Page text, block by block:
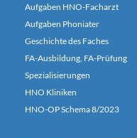
Aufgaben HNO-Facharzt
Aufgaben Phoniater
Geschichte des Faches
FA-Ausbildung, FA-Prüfung
Spezialisierungen
HNO Kliniken
HNO-OP Schema 8/2023